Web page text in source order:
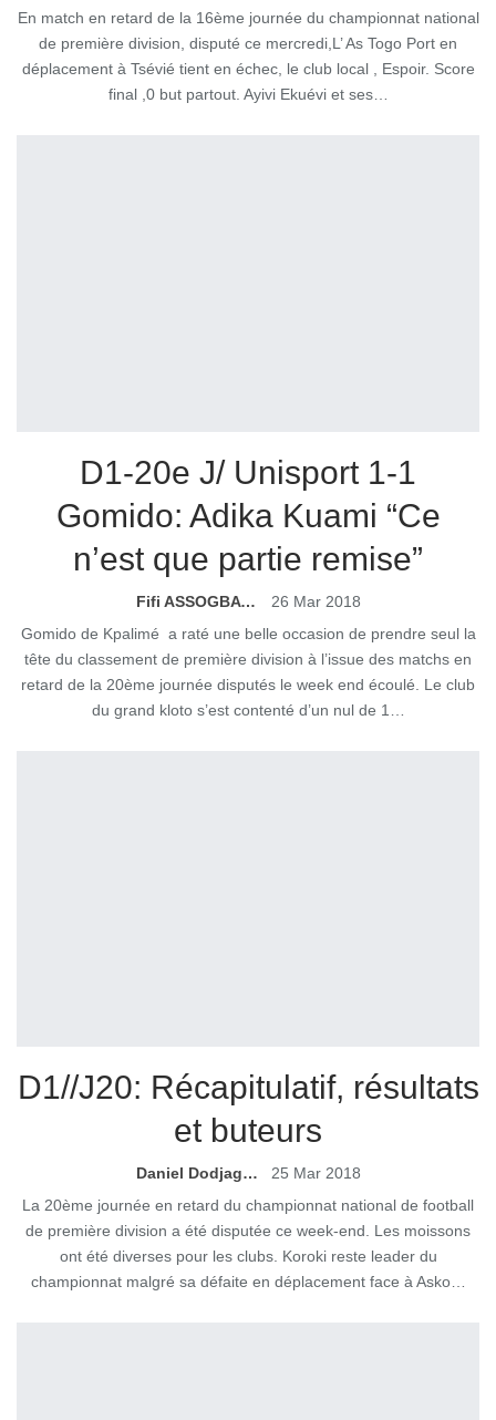
En match en retard de la 16ème journée du championnat national
de première division, disputé ce mercredi,L’ As Togo Port en
déplacement à Tsévié tient en échec, le club local , Espoir. Score
final ,0 but partout. Ayivi Ekuévi et ses…
D1-20e J/ Unisport 1-1
Gomido: Adika Kuami “Ce
n’est que partie remise”
Fifi ASSOGBAVI
26 Mar 2018
Gomido de Kpalimé a raté une belle occasion de prendre seul la
tête du classement de première division à l’issue des matchs en
retard de la 20ème journée disputés le week end écoulé. Le club
du grand kloto s’est contenté d’un nul de 1…
D1//J20: Récapitulatif, résultats
et buteurs
Daniel Dodjagni
25 Mar 2018
La 20ème journée en retard du championnat national de football
de première division a été disputée ce week-end. Les moissons
ont été diverses pour les clubs. Koroki reste leader du
championnat malgré sa défaite en déplacement face à Asko…